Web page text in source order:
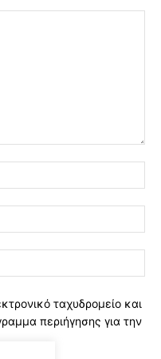
ταχυδρομείο και
περιήγησης για την